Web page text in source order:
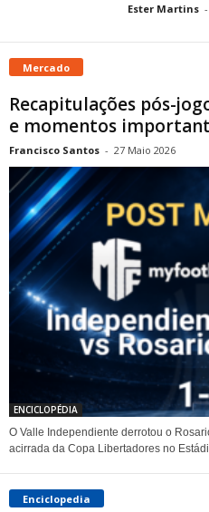
Ester Martins -
Mercado
Recapitulações pós-
e momentos
Francisco Santos - 27 Maio 2026
ENCICLOPÉDIA
O Valle Independiente derrotou o
acirrada da Copa Libertadores no
Enciclopedia